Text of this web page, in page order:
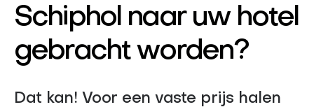
TCA app
Zakelijk
Nieuws
Schiphol naar uw hotel
gebracht worden?
Dat kan! Voor een vaste prijs halen